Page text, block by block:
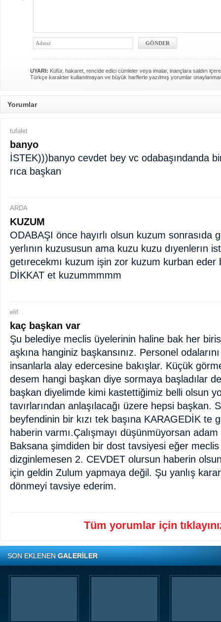
UYARI: Küfür, hakaret, rencide edici cümleler veya imalar, inançlara saldırı
Türkçe karakter kullanılmayan ve büyük harflerle yazılmış yorumlar
Yorumlar
tufalet
banyo
İSTEK)))banyo cevdet bey vc odabaşındanda
rıca başkan
ARDA
KUZUM
ODABAŞI önce hayırlı olsun kuzum sonrasıda
yerlının kuzususun ama kuzu kuzu dıyenlerın
getırecekmı kuzum işin zor kuzum kurban eder
DİKKAT et kuzummmmm
elif
kaç başkan var
Şu belediye meclis üyelerinin haline bak her
aşkına hanginiz başkansınız. Personel
insanlarla alay edercesine bakışlar. Küçük
desem hangi başkan diye sormaya başladılar
başkan diyelimde kimi kastettiğimiz belli olsun
tavırlarından anlaşılacağı üzere hepsi başkan.
beyfendinin bir kızı tek başına KARAGEDİK te
haberin varmı.Çalışmayı düşünmüyorsan
Baksana şimdiden bir dost tavsiyesi eğer
dizginlemesen 2. CEVDET olursun haberin
için geldin Zulum yapmaya değil. Şu yanlış
dönmeyi tavsiye ederim.
Tüm yorumlar için
SON EKLENENGALERİLER